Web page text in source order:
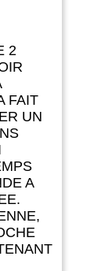
2
FAIT
UN
A